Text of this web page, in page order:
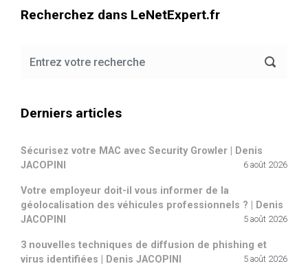
Recherchez dans LeNetExpert.fr
Derniers articles
Sécurisez votre MAC avec Security Growler | Denis
JACOPINI
6 août 2026
Votre employeur doit-il vous informer de la
géolocalisation des véhicules professionnels ? | Denis
JACOPINI
5 août 2026
3 nouvelles techniques de diffusion de phishing et
virus identifiées | Denis JACOPINI
5 août 2026